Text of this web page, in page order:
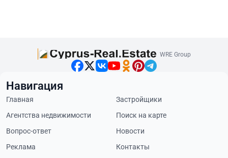
WRE Group
Навигация
Главная
Застройщики
Агентства недвижимости
Поиск на карте
Вопрос-ответ
Новости
Реклама
Контакты